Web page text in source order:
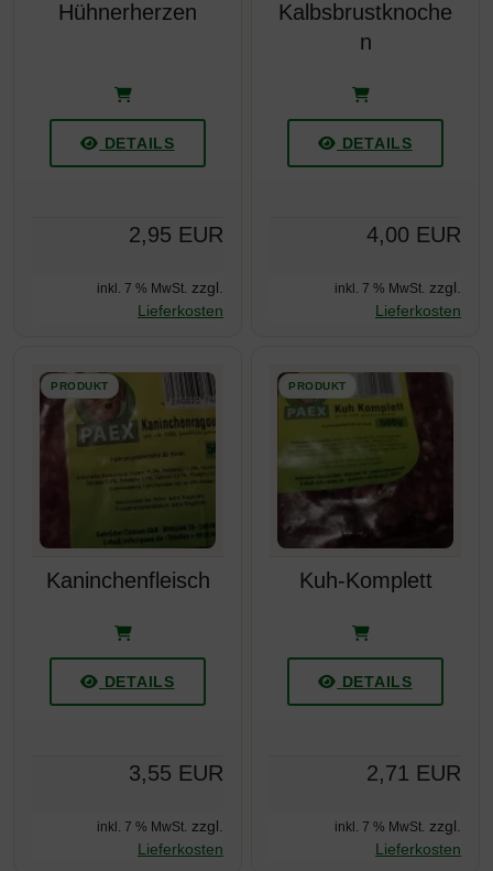
Hühnerherzen
DETAILS
2,95 EUR
inkl. 7 % MwSt. zzgl.
Lieferkosten
Kalbsbrustknoche
n
DETAILS
4,00 EUR
inkl. 7 % MwSt. zzgl.
Lieferkosten
Kaninchenfleisch
DETAILS
3,55 EUR
inkl. 7 % MwSt. zzgl.
Lieferkosten
Kuh-Komplett
DETAILS
2,71 EUR
inkl. 7 % MwSt. zzgl.
Lieferkosten